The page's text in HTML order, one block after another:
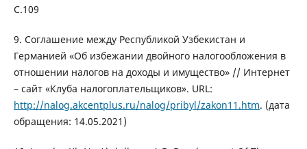
С.109
9. Соглашение между Республикой Узбекистан и
Германией «Об избежании двойного налогообложения в
отношении налогов на доходы и имущество» // Интернет
– сайт «Клуба налогоплательщиков». URL:
http://nalog.akcentplus.ru/nalog/pribyl/zakon11.htm. (дата
обращения: 14.05.2021)